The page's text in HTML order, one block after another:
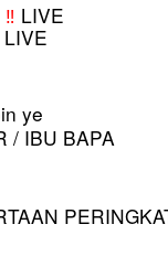
‼️ LIVE
LIVE
ye
/ IBU BAPA